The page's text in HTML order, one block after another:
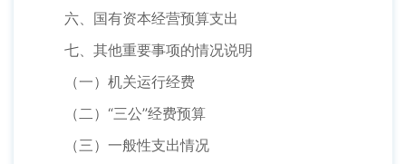
六、国有资本经营预算支出
七、其他重要事项的情况说明
（一）机关运行经费
（二）“三公”经费预算
（三）一般性支出情况